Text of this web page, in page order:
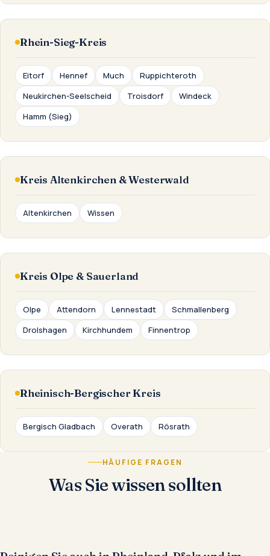
Rhein-Sieg-Kreis
Eitorf Hennef Much
Ruppichteroth
Neukirchen-Seelscheid
Troisdorf
Windeck
Hamm (Sieg)
Kreis Altenkirchen & Westerwald
Altenkirchen Wissen
Kreis Olpe & Sauerland
Olpe Attendorn Lennestadt
Schmallenberg
Drolshagen
Kirchhundem Finnentrop
Rheinisch-Bergischer Kreis
Bergisch Gladbach Overath Rösrath
HÄUFIGE FRAGEN
Was Sie wissen sollten